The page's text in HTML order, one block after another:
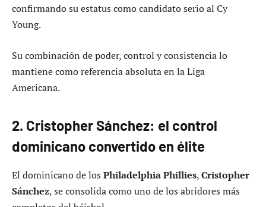
confirmando su estatus como candidato serio al Cy
Young.
Su combinación de poder, control y consistencia lo
mantiene como referencia absoluta en la Liga
Americana.
2. Cristopher Sánchez: el control
dominicano convertido en élite
El dominicano de los Philadelphia Phillies,Cristopher
Sánchez, se consolida como uno de los abridores más